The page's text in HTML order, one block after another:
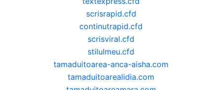
scrisrapid.cfd
continutrapid.cfd
scrisviral.cfd
stilulmeu.cfd
tamaduitoarea-anca-aisha.com
tamaduitoarealidia.com